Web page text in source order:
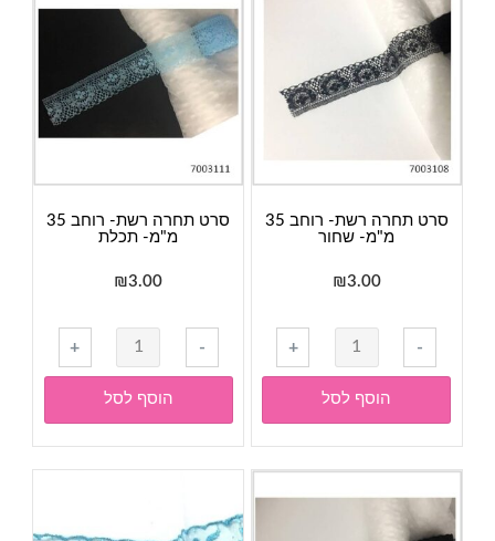
מ"מ-
צהוב
סרט תחרה רשת- רוחב 35
מ"מ- שחור
₪3.00
-
כמות
של
סרט
תחרה
רשת-
רוחב
35
+
הוסף לסל
סרט תחרה רשת- רוחב 35
מ"מ- תכלת
₪3.00
-
כמות
של
סרט
תחרה
רשת-
רוחב
+
הוסף לסל